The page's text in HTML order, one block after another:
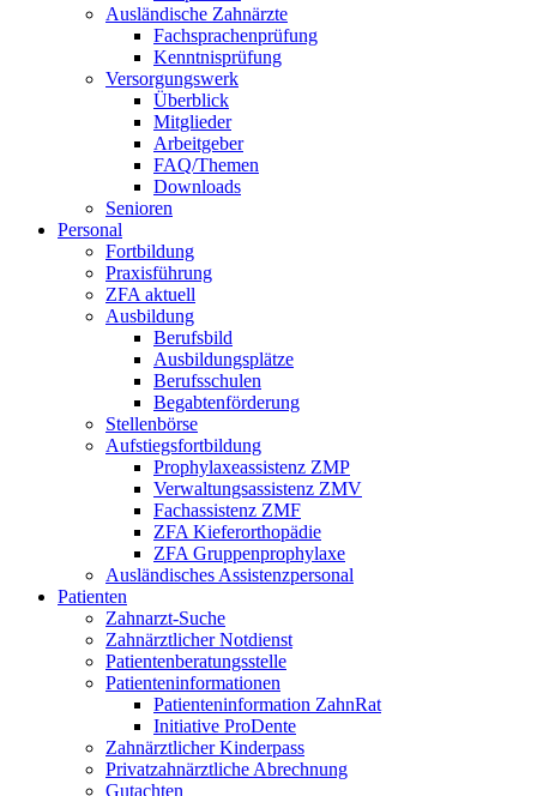
Ausländische Zahnärzte
Fachsprachenprüfung
Kenntnisprüfung
Versorgungswerk
Überblick
Mitglieder
Arbeitgeber
FAQ/Themen
Downloads
Senioren
Personal
Fortbildung
Praxisführung
ZFA aktuell
Ausbildung
Berufsbild
Ausbildungsplätze
Berufsschulen
Begabtenförderung
Stellenbörse
Aufstiegsfortbildung
Prophylaxeassistenz ZMP
Verwaltungsassistenz ZMV
Fachassistenz ZMF
ZFA Kieferorthopädie
ZFA Gruppenprophylaxe
Ausländisches Assistenzpersonal
Patienten
Zahnarzt-Suche
Zahnärztlicher Notdienst
Patientenberatungsstelle
Patienteninformationen
Patienteninformation ZahnRat
Initiative ProDente
Zahnärztlicher Kinderpass
Privatzahnärztliche Abrechnung
Gutachten